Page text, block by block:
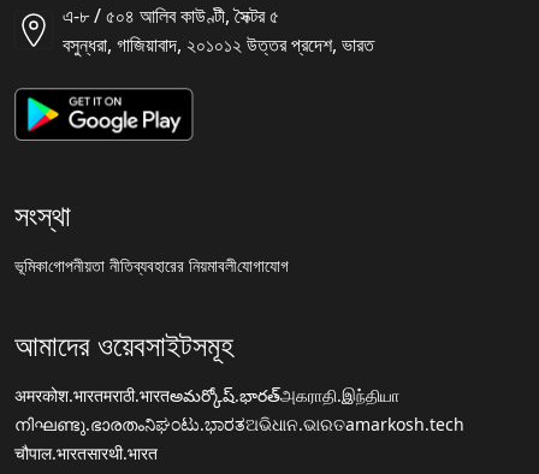
এ-৮ / ৫০৪ আলিব কাউণ্টী, সৈক্টর ৫
বসুন্ধরা, গাজিয়াবাদ, ২০১০১২ উত্তর প্রদেশ, ভারত
সংস্থা
ভূমিকাগোপনীয়তা নীতিব্যবহারের নিয়মাবলীযোগাযোগ
আমাদের ওয়েবসাইটসমূহ
अमरकोश.भारतमराठी.भारतఅమర్కోష్.భారత్அகராதி.இந்தியா
നിഘണ്ടു.ഭാരതംನಿಘಂಟು.ಭಾರತଅଭିଧାନ.ଭାରତamarkosh.tech
चौपाल.भारतसारथी.भारत